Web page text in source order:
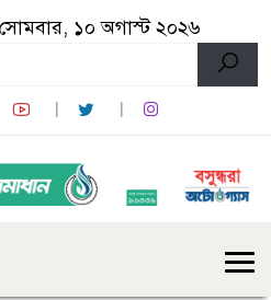
১০ অগাস্ট ২০২৬